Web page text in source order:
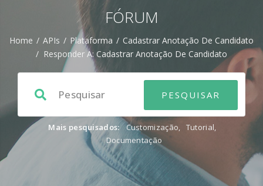
FÓRUM
Home / APIs / Plataforma / Cadastrar Anotação De Candidato
/ Responder A: Cadastrar Anotação De Candidato
Mais pesquisados: Customização, Tutorial,
Documentação